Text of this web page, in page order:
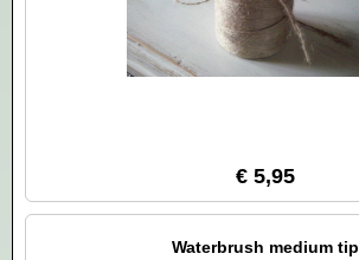
€ 5,95
Waterbrush medium tip